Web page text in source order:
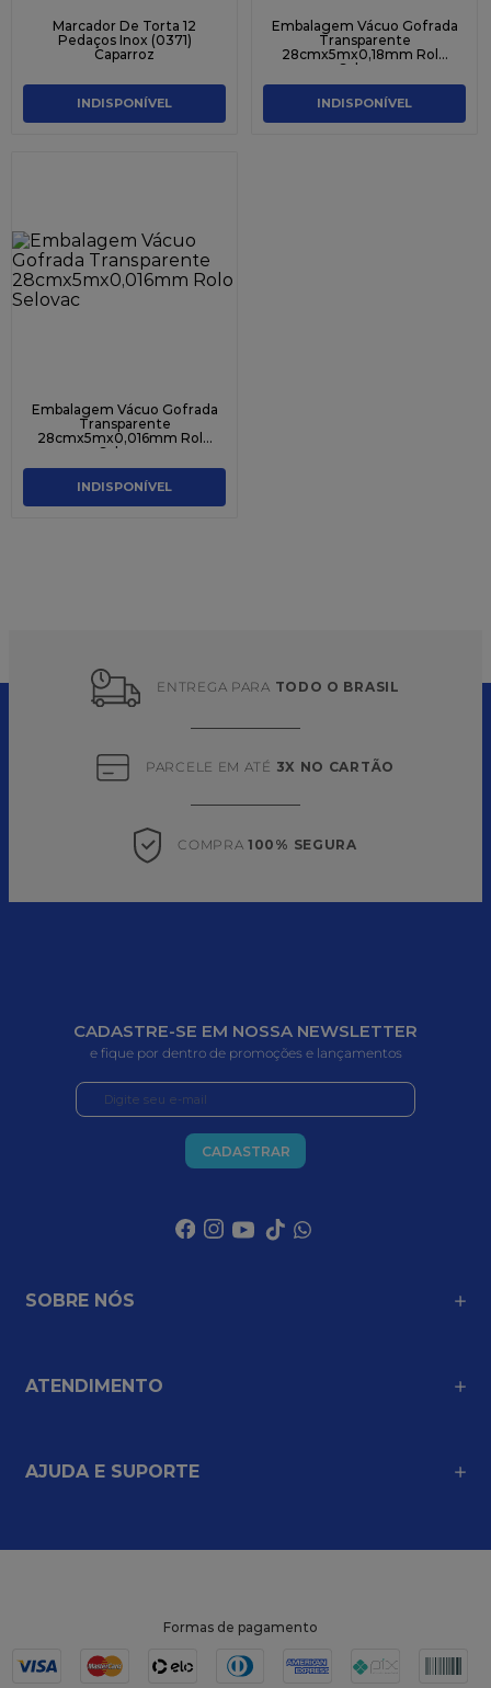
Marcador De Torta 12
Pedaços Inox (0371)
Caparroz
INDISPONÍVEL
Embalagem Vácuo Gofrada
Transparente
28cmx5mx0,18mm Rolo
Selovac
INDISPONÍVEL
Embalagem Vácuo Gofrada
Transparente
28cmx5mx0,016mm Rolo
Selovac
INDISPONÍVEL
ENTREGA PARA TODO O BRASIL
PARCELE EM ATÉ 3X NO CARTÃO
COMPRA 100% SEGURA
CADASTRE-SE EM NOSSA NEWSLETTER
e fique por dentro de promoções e lançamentos
CADASTRAR
SOBRE NÓS
ATENDIMENTO
AJUDA E SUPORTE
Formas de pagamento